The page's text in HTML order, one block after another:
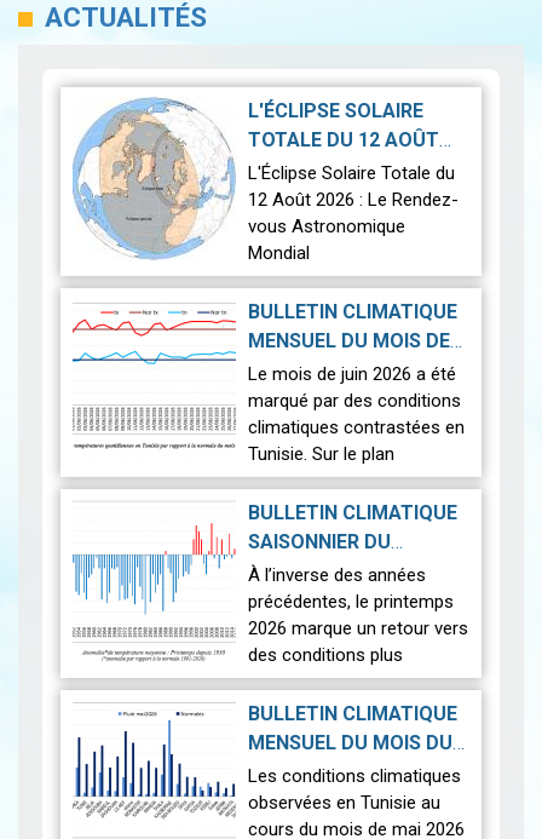
ACTUALITÉS
L'ÉCLIPSE SOLAIRE
TOTALE DU 12 AOÛT
2026|2026-07-21
L'Éclipse Solaire Totale du
12 Août 2026 : Le Rendez-
vous Astronomique
Mondial
Le 12 août 2026, la Terre
connaîtra l'un des
astronomiques les plus
spectaculaires : une…
BULLETIN CLIMATIQUE
MENSUEL DU MOIS DE
JUIN 2026 |2026-07-14
Le mois de juin 2026 a été
marqué par des conditions
climatiques contrastées en
Tunisie. Sur le plan
thermique, des
températures supérieures
aux normales ont été
observées sur l'en…
BULLETIN CLIMATIQUE
SAISONNIER DU
PRINTEMPS 2026|
2026-07-02
À l’inverse des années
précédentes, le printemps
2026 marque un retour vers
des conditions plus
proches de la normale,
avec un léger excédent
thermique de +0,3 °c
Nous r…
BULLETIN CLIMATIQUE
MENSUEL DU MOIS DU
MAI 2026|2026-06-17
Les conditions climatiques
observées en Tunisie au
cours du mois de mai 2026